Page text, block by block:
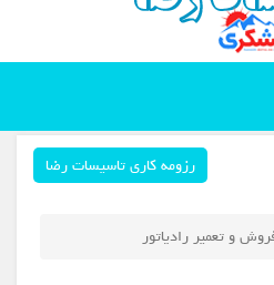
رزومه کاری تاسیسات رضا
و تعمیر رادیاتور